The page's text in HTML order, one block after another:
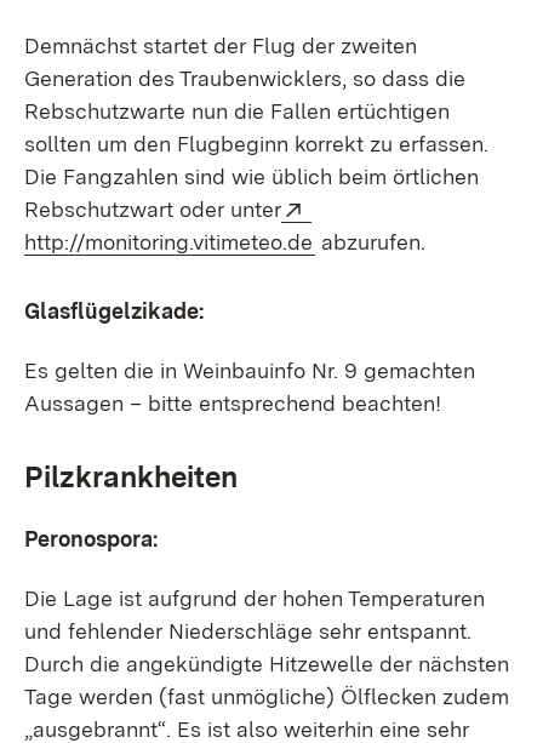
Demnächst startet der Flug der zweiten
Generation des Traubenwicklers, so dass die
Rebschutzwarte nun die Fallen ertüchtigen
sollten um den Flugbeginn korrekt zu erfassen.
Die Fangzahlen sind wie üblich beim örtlichen
Rebschutzwart oder unter
http://monitoring.vitimeteo.de (Öffnet in neuem
abzurufen.
Glasflügelzikade:
Es gelten die in Weinbauinfo Nr. 9 gemachten
Aussagen – bitte entsprechend beachten!
Pilzkrankheiten
Peronospora:
Die Lage ist aufgrund der hohen Temperaturen
und fehlender Niederschläge sehr entspannt.
Durch die angekündigte Hitzewelle der nächsten
Tage werden (fast unmögliche) Ölflecken zudem
„ausgebrannt“. Es ist also weiterhin eine sehr